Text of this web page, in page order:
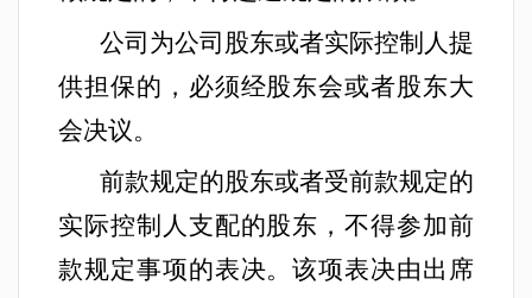
公司为公司股东或者实际控制人提
供担保的，必须经股东会或者股东大
会决议。
前款规定的股东或者受前款规定的
实际控制人支配的股东，不得参加前
款规定事项的表决。该项表决由出席